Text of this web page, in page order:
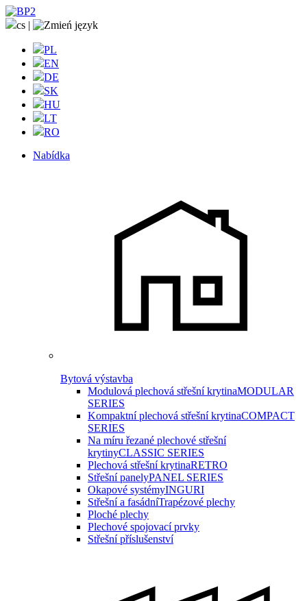
cs |
PL
EN
DE
SK
HU
LT
RO
Nabídka
Bytová výstavba
Modulová plechová střešní krytinaMODULAR
SERIES
Kompaktní plechová střešní krytinaCOMPACT
SERIES
Na míru řezané plechové střešní
krytinyCLASSIC SERIES
Plechová střešní krytinaRETRO
Střešní panelyPANEL SERIES
Okapové systémyINGURI
Střešní a fasádníTrapézové plechy
Ploché plechy
Plechové spojovací prvky
Střešní příslušenství